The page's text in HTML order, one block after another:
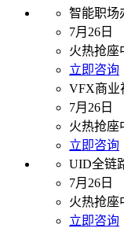
智能职场
7月26日
火热抢座
立即咨询
VFX商业
7月26日
火热抢座
立即咨询
UID全链
7月26日
火热抢座
立即咨询